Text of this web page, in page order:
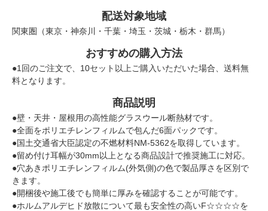
配送対象地域
関東圏（東京・神奈川・千葉・埼玉・茨城・栃木・群馬）
おすすめの購入方法
●1回のご注文で、10セット以上ご購入いただいた場合、送料無
料となります。
商品説明
●壁・天井・屋根用の高性能グラスウール断熱材です。
●全面をポリエチレンフィルムで包んだ6面パックです。
●国土交通省大臣認定の不燃材料NM-5362を取得しています。
●留め付け耳幅が30mm以上となる商品設計で推奨施工に対応。
●穴あきポリエチレンフィルム(外気側)の色で製品厚さを区別で
きます。
●開梱後や施工後でも簡単に厚みを確認することが可能です。
●ホルムアルデヒド放散について最も安全性の高いF☆☆☆☆を